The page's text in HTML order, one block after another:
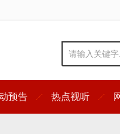
预告 热点视听